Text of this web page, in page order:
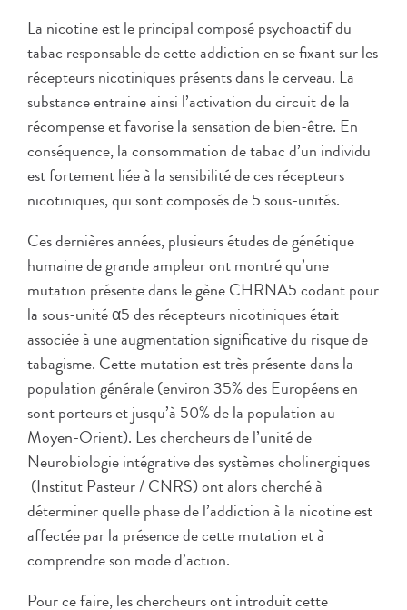
La nicotine est le principal composé psychoactif du
tabac responsable de cette addiction en se fixant sur les
récepteurs nicotiniques présents dans le cerveau. La
substance entraine ainsi l’activation du circuit de la
récompense et favorise la sensation de bien-être. En
conséquence, la consommation de tabac d’un individu
est fortement liée à la sensibilité de ces récepteurs
nicotiniques, qui sont composés de 5 sous-unités.
Ces dernières années, plusieurs études de génétique
humaine de grande ampleur ont montré qu’une
mutation présente dans le gène CHRNA5 codant pour
la sous-unité α5 des récepteurs nicotiniques était
associée à une augmentation significative du risque de
tabagisme. Cette mutation est très présente dans la
population générale (environ 35% des Européens en
sont porteurs et jusqu’à 50% de la population au
Moyen-Orient). Les chercheurs de l’unité de
Neurobiologie intégrative des systèmes cholinergiques
(Institut Pasteur / CNRS) ont alors cherché à
déterminer quelle phase de l’addiction à la nicotine est
affectée par la présence de cette mutation et à
comprendre son mode d’action.
Pour ce faire, les chercheurs ont introduit cette